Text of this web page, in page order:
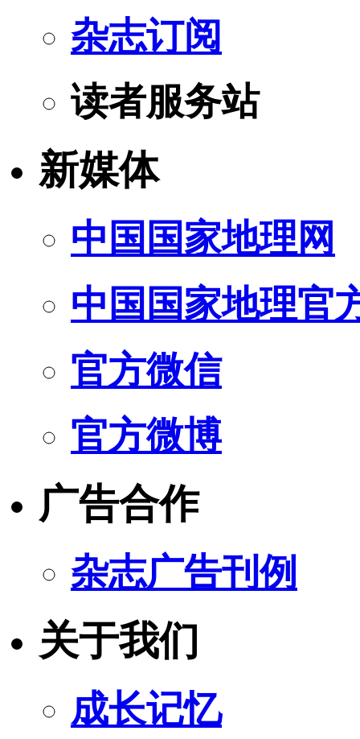
杂志订阅
读者服务站
新媒体
中国国家地理网
中国国家地理官
官方微信
官方微博
广告合作
杂志广告刊例
关于我们
成长记忆